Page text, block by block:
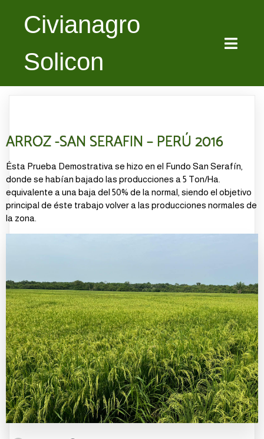
Civianagro
Solicon
ARROZ -SAN SERAFIN – PERÚ 2016
Ésta Prueba Demostrativa se hizo en el Fundo San Serafín,
donde se habían bajado las producciones a 5 Ton/Ha.
equivalente a una baja del 50% de la normal, siendo el objetivo
principal de éste trabajo volver a las producciones normales de
la zona.